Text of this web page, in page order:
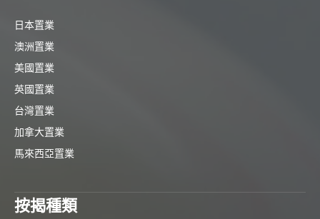
日本置業
澳洲置業
美國置業
英國置業
台灣置業
加拿大置業
馬來西亞置業
按揭種類